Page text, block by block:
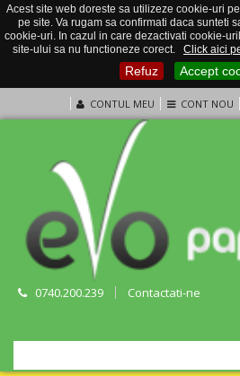
Acest site web doreste sa utilizeze cookie-uri
pe site. Va rugam sa confirmati daca sunteti
cookie-uri. In cazul in care dezactivati cookie-
site-ului sa nu functioneze corect.
Click aici
Refuz Accept
CONTUL MEU CONT NOU
0740.200.239 Contactati-ne